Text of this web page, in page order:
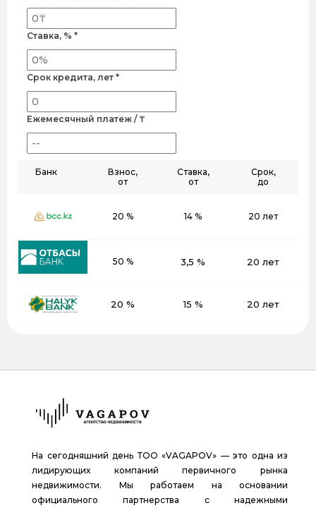
Ставка, % *
Срок кредита, лет *
Ежемесячный платеж / ₸
Банк
Взнос,
от
Ставка,
от
Срок,
до
20 % 14 % 20 лет
50 % 3,5 % 20 лет
20 % 15 % 20 лет
На сегодняшний день ТОО «VAGAPOV» — это одна из
лидирующих компаний первичного рынка
недвижимости. Мы работаем на основании
официального партнерства с надежными